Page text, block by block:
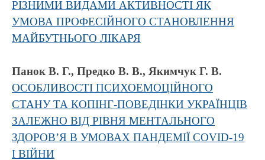
РІЗНИМИ ВИДАМИ АКТИВНОСТІ ЯК
УМОВА ПРОФЕСІЙНОГО СТАНОВЛЕННЯ
МАЙБУТНЬОГО ЛІКАРЯ
Панок В. Г., Предко В. В., Якимчук Г. В.
ОСОБЛИВОСТІ ПСИХОЕМОЦІЙНОГО
СТАНУ ТА КОПІНГ-ПОВЕДІНКИ УКРАЇНЦІВ
ЗАЛЕЖНО ВІД РІВНЯ МЕНТАЛЬНОГО
ЗДОРОВ’Я В УМОВАХ ПАНДЕМІЇ COVID-19
І ВІЙНИ